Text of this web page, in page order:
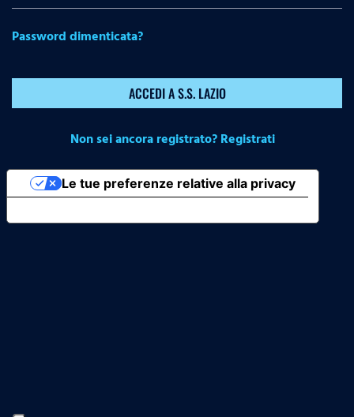
Password dimenticata?
ACCEDI A S.S. LAZIO
Non sei ancora registrato? Registrati
Le tue preferenze relative alla privacy